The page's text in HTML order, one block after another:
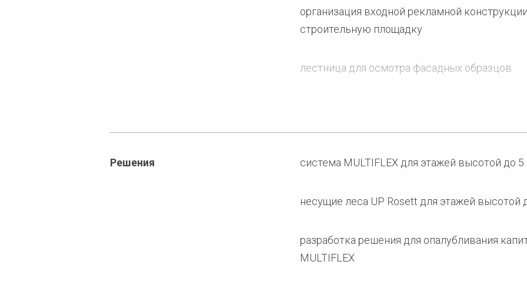
организация входной рекламной
строительную площадку
лестница для осмотра фасадных образцов
подземных этажей
Решения cистема MULTIFLEX для этажей высотой до
несущие леса UP Rosett для этажей высотой
разработка решения для опалубливания
MULTIFLEX